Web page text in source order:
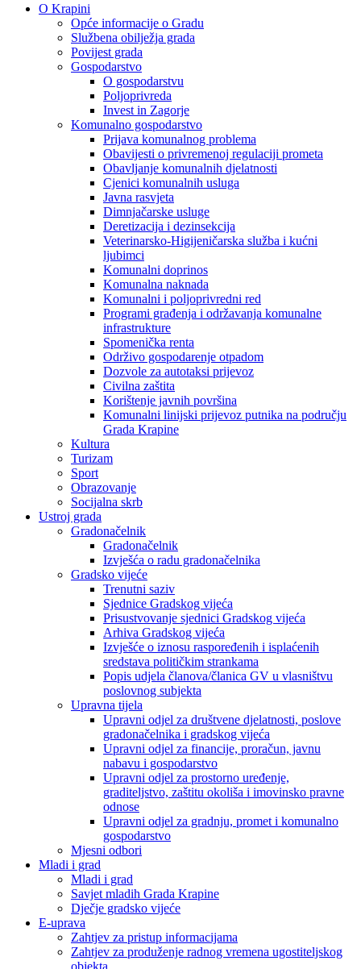
O Krapini
Opće informacije o Gradu
Službena obilježja grada
Povijest grada
Gospodarstvo
O gospodarstvu
Poljoprivreda
Invest in Zagorje
Komunalno gospodarstvo
Prijava komunalnog problema
Obavijesti o privremenoj regulaciji prometa
Obavljanje komunalnih djelatnosti
Cjenici komunalnih usluga
Javna rasvjeta
Dimnjačarske usluge
Deretizacija i dezinsekcija
Veterinarsko-Higijeničarska služba i kućni
ljubimci
Komunalni doprinos
Komunalna naknada
Komunalni i poljoprivredni red
Programi građenja i održavanja komunalne
infrastrukture
Spomenička renta
Održivo gospodarenje otpadom
Dozvole za autotaksi prijevoz
Civilna zaštita
Korištenje javnih površina
Komunalni linijski prijevoz putnika na području
Grada Krapine
Kultura
Turizam
Sport
Obrazovanje
Socijalna skrb
Ustroj grada
Gradonačelnik
Gradonačelnik
Izvješća o radu gradonačelnika
Gradsko vijeće
Trenutni saziv
Sjednice Gradskog vijeća
Prisustvovanje sjednici Gradskog vijeća
Arhiva Gradskog vijeća
Izvješće o iznosu raspoređenih i isplaćenih
sredstava političkim strankama
Popis udjela članova/članica GV u vlasništvu
poslovnog subjekta
Upravna tijela
Upravni odjel za društvene djelatnosti, poslove
gradonačelnika i gradskog vijeća
Upravni odjel za financije, proračun, javnu
nabavu i gospodarstvo
Upravni odjel za prostorno uređenje,
graditeljstvo, zaštitu okoliša i imovinsko pravne
odnose
Upravni odjel za gradnju, promet i komunalno
gospodarstvo
Mjesni odbori
Mladi i grad
Mladi i grad
Savjet mladih Grada Krapine
Dječje gradsko vijeće
E-uprava
Zahtjev za pristup informacijama
Zahtjev za produženje radnog vremena ugostiteljskog
objekta